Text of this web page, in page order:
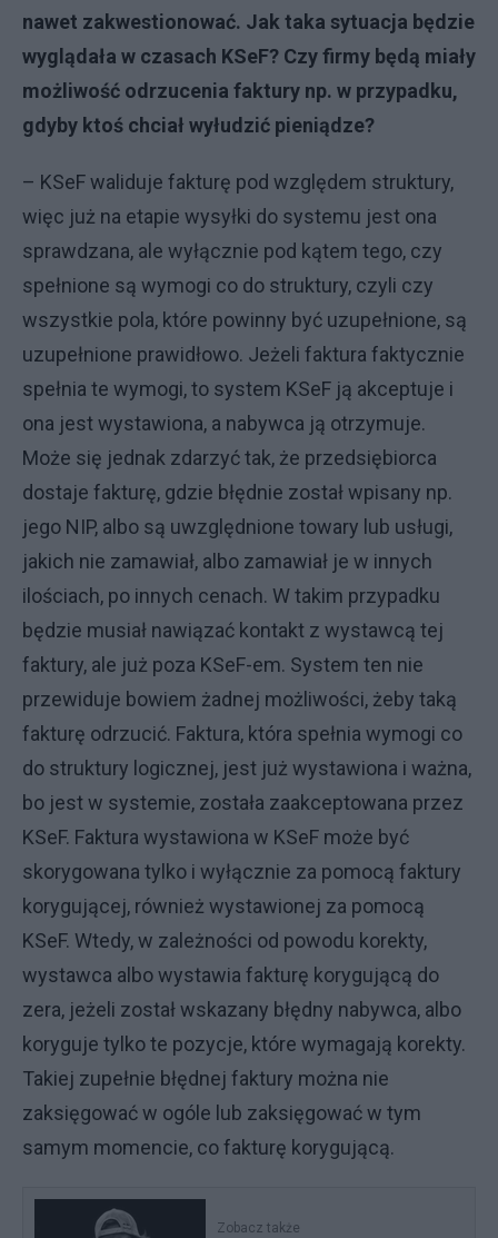
nawet zakwestionować. Jak taka sytuacja będzie
wyglądała w czasach KSeF? Czy firmy będą miały
możliwość odrzucenia faktury np. w przypadku,
gdyby ktoś chciał wyłudzić pieniądze?
– KSeF waliduje fakturę pod względem struktury,
więc już na etapie wysyłki do systemu jest ona
sprawdzana, ale wyłącznie pod kątem tego, czy
spełnione są wymogi co do struktury, czyli czy
wszystkie pola, które powinny być uzupełnione, są
uzupełnione prawidłowo. Jeżeli faktura faktycznie
spełnia te wymogi, to system KSeF ją akceptuje i
ona jest wystawiona, a nabywca ją otrzymuje.
Może się jednak zdarzyć tak, że przedsiębiorca
dostaje fakturę, gdzie błędnie został wpisany np.
jego NIP, albo są uwzględnione towary lub usługi,
jakich nie zamawiał, albo zamawiał je w innych
ilościach, po innych cenach. W takim przypadku
będzie musiał nawiązać kontakt z wystawcą tej
faktury, ale już poza KSeF-em. System ten nie
przewiduje bowiem żadnej możliwości, żeby taką
fakturę odrzucić. Faktura, która spełnia wymogi co
do struktury logicznej, jest już wystawiona i ważna,
bo jest w systemie, została zaakceptowana przez
KSeF. Faktura wystawiona w KSeF może być
skorygowana tylko i wyłącznie za pomocą faktury
korygującej, również wystawionej za pomocą
KSeF. Wtedy, w zależności od powodu korekty,
wystawca albo wystawia fakturę korygującą do
zera, jeżeli został wskazany błędny nabywca, albo
koryguje tylko te pozycje, które wymagają korekty.
Takiej zupełnie błędnej faktury można nie
zaksięgować w ogóle lub zaksięgować w tym
samym momencie, co fakturę korygującą.
Zobacz także